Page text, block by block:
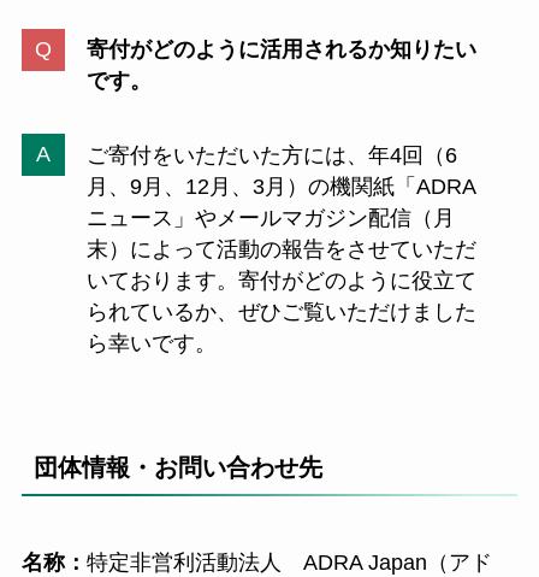
寄付がどのように活用されるか知りたい
です。
ご寄付をいただいた方には、年4回（6
月、9月、12月、3月）の機関紙「ADRA
ニュース」やメールマガジン配信（月
末）によって活動の報告をさせていただ
いております。寄付がどのように役立て
られているか、ぜひご覧いただけました
ら幸いです。
団体情報・お問い合わせ先
名称： 特定非営利活動法人 ADRA Japan（アド